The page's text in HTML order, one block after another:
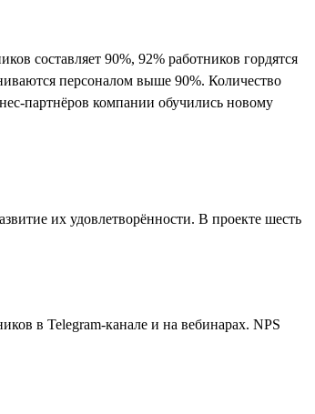
составляет 90%, 92% работников гордятся
персоналом выше 90%. Количество
партнёров компании обучились новому
их удовлетворённости. В проекте шесть
в Telegram-канале и на вебинарах. NPS